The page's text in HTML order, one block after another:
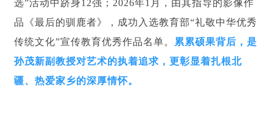
选”活动中跻身12强；2026年1月，由其指导的影像作
品《最后的驯鹿者》，成功入选教育部“礼敬中华优秀
传统文化”宣传教育优秀作品名单。
累累硕果背后，是
孙茂新副教授对艺术的执着追求，更彰显着扎根北
疆、热爱家乡的深厚情怀。